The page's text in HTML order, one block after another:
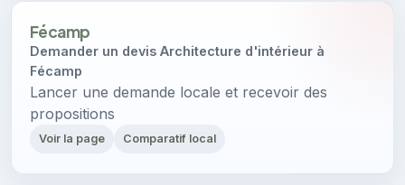
Fécamp
Demander un devis Architecture d'intérieur à
Fécamp
Lancer une demande locale et recevoir des
propositions
Voir la page Comparatif local